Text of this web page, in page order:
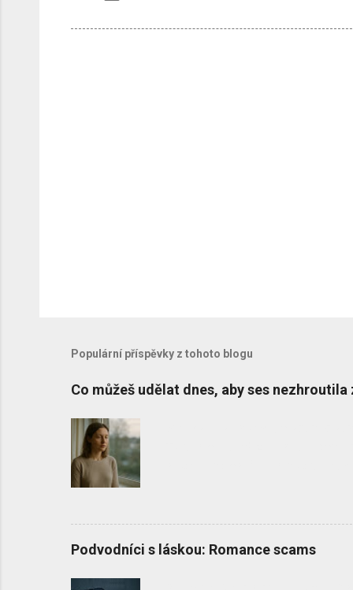
Populární příspěvky z tohoto blogu
Co můžeš udělat dnes, aby ses
„správně“, a přesto se necítí
systém společnosti postavený na
Podvodníci s láskou: Romance scams